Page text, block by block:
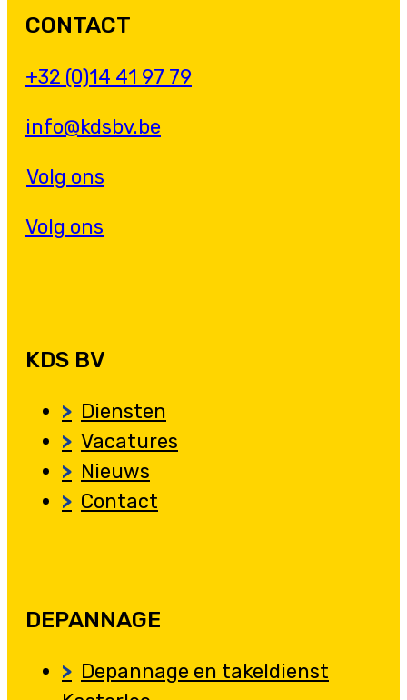
CONTACT
+32 (0)14 41 97 79
info@kdsbv.be
Volg ons
Volg ons
KDS BV
Diensten
Vacatures
Nieuws
Contact
DEPANNAGE
Depannage en takeldienst